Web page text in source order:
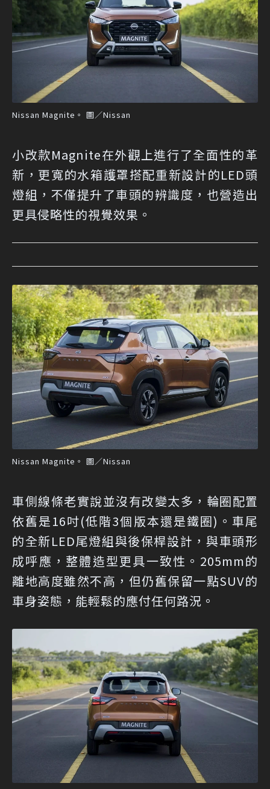
Nissan Magnite。 圖／Nissan
小改款Magnite在外觀上進行了全面性的革
新，更寬的水箱護罩搭配重新設計的LED頭
燈組，不僅提升了車頭的辨識度，也營造出
更具侵略性的視覺效果。
Nissan Magnite。 圖／Nissan
車側線條老實說並沒有改變太多，輪圈配置
依舊是16吋(低階3個版本還是鐵圈)。車尾
的全新LED尾燈組與後保桿設計，與車頭形
成呼應，整體造型更具一致性。205mm的
離地高度雖然不高，但仍舊保留一點SUV的
車身姿態，能輕鬆的應付任何路況。